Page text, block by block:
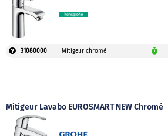
31080000 Mitigeur chromé
Mitigeur Lavabo EUROSMART NEW Chromé